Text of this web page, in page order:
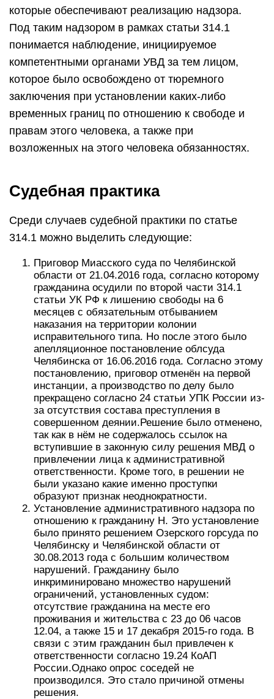
которые обеспечивают реализацию надзора.
Под таким надзором в рамках статьи 314.1
понимается наблюдение, инициируемое
компетентными органами УВД за тем лицом,
которое было освобождено от тюремного
заключения при установлении каких-либо
временных границ по отношению к свободе и
правам этого человека, а также при
возложенных на этого человека обязанностях.
Судебная практика
Среди случаев судебной практики по статье
314.1 можно выделить следующие:
Приговор Миасского суда по Челябинской
области от 21.04.2016 года, согласно которому
гражданина осудили по второй части 314.1
статьи УК РФ к лишению свободы на 6
месяцев с обязательным отбыванием
наказания на территории колонии
исправительного типа. Но после этого было
апелляционное постановление облсуда
Челябинска от 16.06.2016 года. Согласно этому
постановлению, приговор отменён на первой
инстанции, а производство по делу было
прекращено согласно 24 статьи УПК России из-
за отсутствия состава преступления в
совершенном деянии.Решение было отменено,
так как в нём не содержалось ссылок на
вступившие в законную силу решения МВД о
привлечении лица к административной
ответственности. Кроме того, в решении не
были указано какие именно проступки
образуют признак неоднократности.
Установление административного надзора по
отношению к гражданину Н. Это установление
было принято решением Озерского горсуда по
Челябинску и Челябинской области от
30.08.2013 года с большим количеством
нарушений. Гражданину было
инкриминировано множество нарушений
ограничений, установленных судом:
отсутствие гражданина на месте его
проживания и жительства с 23 до 06 часов
12.04, а также 15 и 17 декабря 2015-го года. В
связи с этим гражданин был привлечен к
ответственности согласно 19.24 КоАП
России.Однако опрос соседей не
производился. Это стало причиной отмены
решения.